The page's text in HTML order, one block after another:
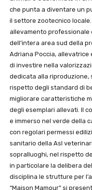
che punta a diventare un
il settore zootecnico locale.
allevamento professionale
dell’intera area sud della
Adriana Poccia, allevatrice
di investire nella
dedicata alla riproduzione,
rispetto degli standard di
migliorare caratteristiche
degli esemplari allevati. Il
e immerso nel verde della
con regolari permessi
sanitario della Asl
sopralluoghi, nel rispetto
in particolare la delibera
disciplina le strutture per
“Maison Mamour” si